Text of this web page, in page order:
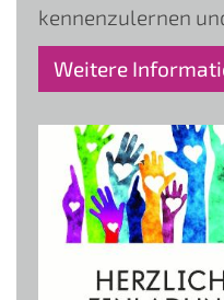
kennenzulernen
Weitere